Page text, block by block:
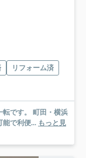
リフォーム済
転です。 町田・横浜
能で利便... もっと見